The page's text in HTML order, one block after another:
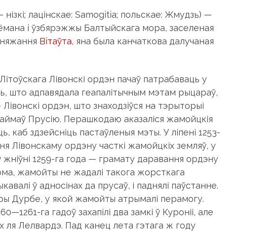
лацінскае: Samogitia; польскае: Жмудзь) —
i ўзбярэжжы Бaлтыйcкaгa мopa, зaceленая
Вiтaўтa, янa былa кaнчaткoвa дaлyчaнaя
Лівонскі ордэн пачаў патрабаваць у
што адпавядала геапалітычным мэтам рыцараў,
Лівонскі ордэн, што знаходзіўся на тэрыторыі
Прусію. Перашкодаю аказаліся жамойцкія
каб здзейсніць пастаўленыя мэты. У ліпені 1253-
Лівонскаму ордэну часткі жамойцкіх земляў, у
жніўні 1259-га года — грамату даравання ордэну
жамойты не жадалі такога жорсткага
ў адносінах да прусаў, і паднялі паўстанне.
Дурбе, у якой жамойты атрымалі перамогу.
га гадоў захапілі два замкі ў Куроніі, але
ля Лелвардэ. Пад канец лета гэтага ж году